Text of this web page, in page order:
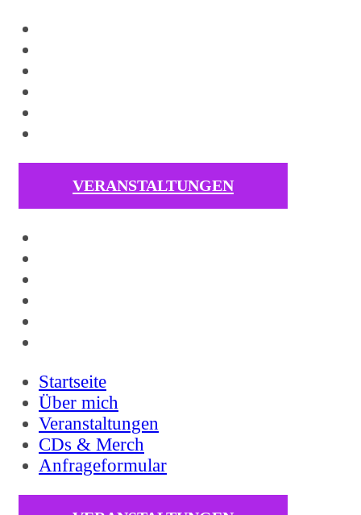
VERANSTALTUNGEN
Startseite
Über mich
Veranstaltungen
CDs & Merch
Anfrageformular